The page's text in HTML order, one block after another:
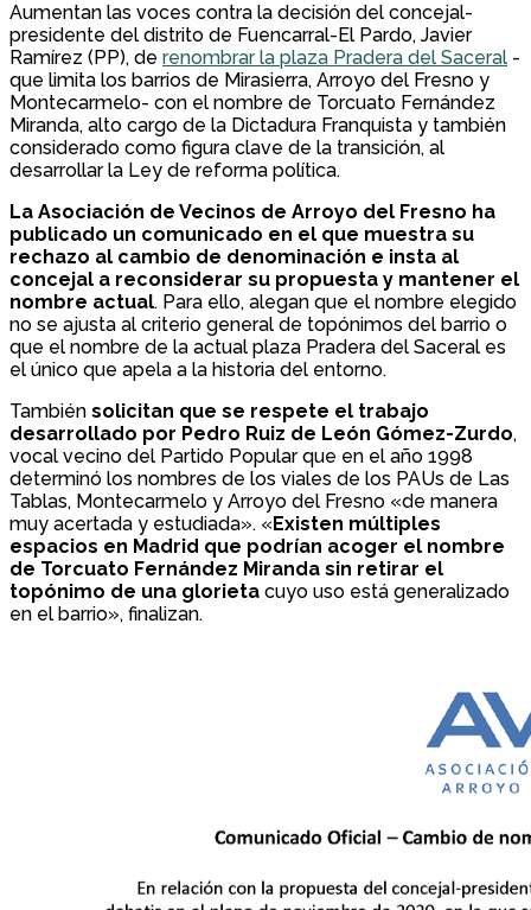
Aumentan las voces contra la decisión del concejal-
presidente del distrito de Fuencarral-El Pardo, Javier
Ramírez (PP), de renombrar la plaza Pradera del Saceral -
que limita los barrios de Mirasierra, Arroyo del Fresno y
Montecarmelo- con el nombre de Torcuato Fernández
Miranda, alto cargo de la Dictadura Franquista y también
considerado como figura clave de la transición, al
desarrollar la Ley de reforma política.
La Asociación de Vecinos de Arroyo del Fresno ha
publicado un comunicado en el que muestra su
rechazo al cambio de denominación e insta al
concejal a reconsiderar su propuesta y mantener el
nombre actual. Para ello, alegan que el nombre elegido
no se ajusta al criterio general de topónimos del barrio o
que el nombre de la actual plaza Pradera del Saceral es
el único que apela a la historia del entorno.
También solicitan que se respete el trabajo
desarrollado por Pedro Ruiz de León Gómez-Zurdo,
vocal vecino del Partido Popular que en el año 1998
determinó los nombres de los viales de los PAUs de Las
Tablas, Montecarmelo y Arroyo del Fresno «de manera
muy acertada y estudiada». «Existen múltiples
espacios en Madrid que podrían acoger el nombre
de Torcuato Fernández Miranda sin retirar el
topónimo de una glorieta cuyo uso está generalizado
en el barrio», finalizan.